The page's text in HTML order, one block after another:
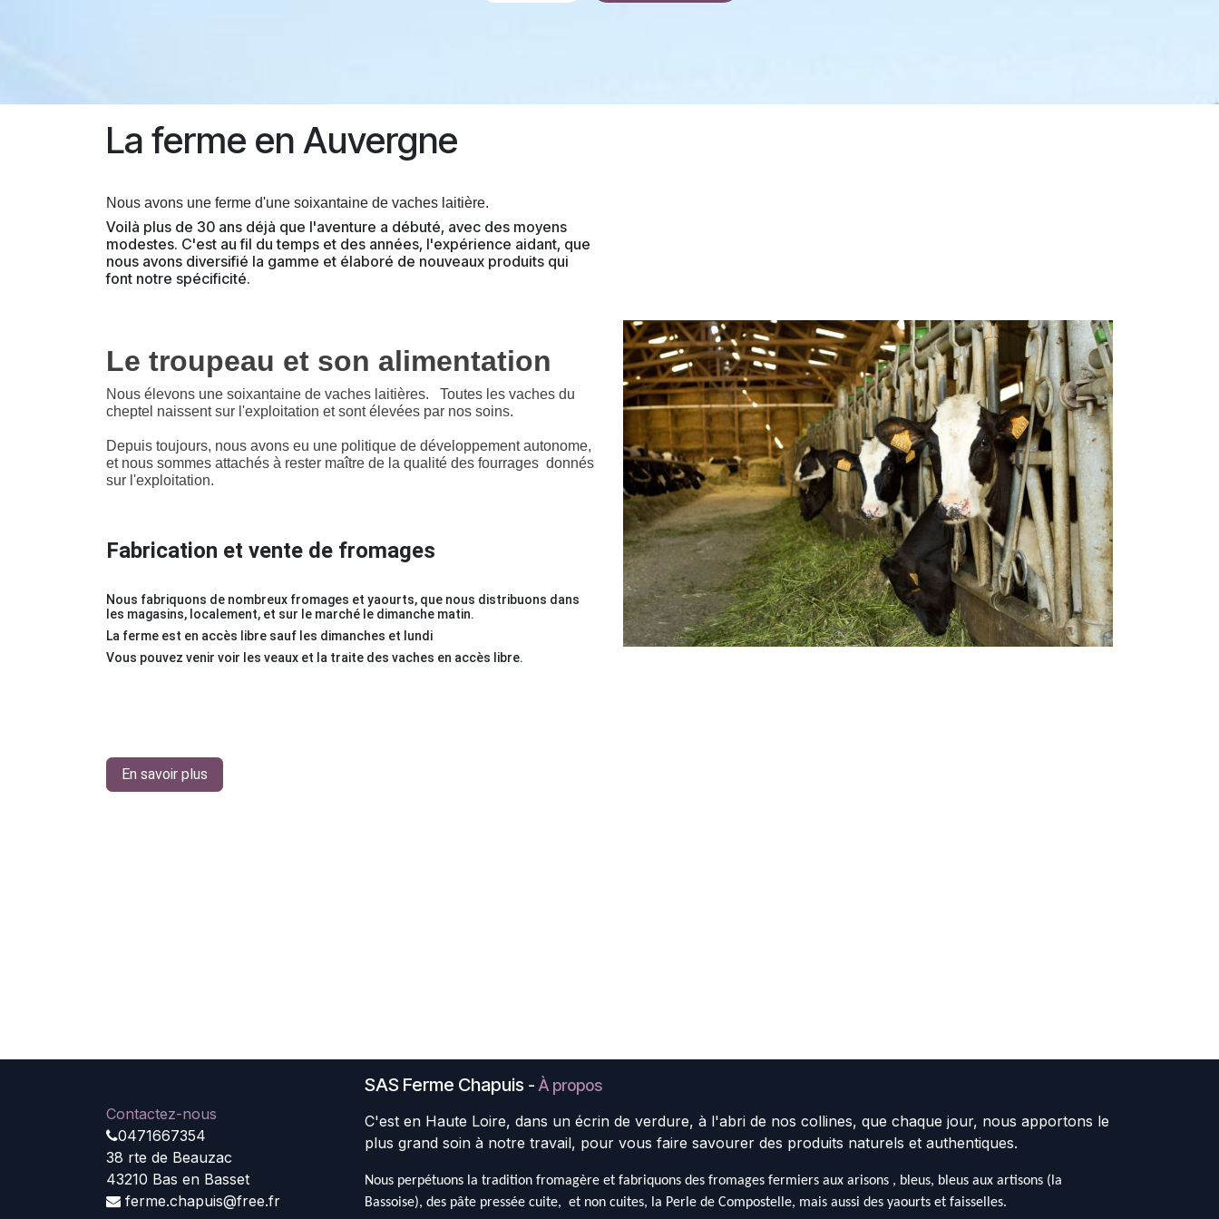
La ferme en Auvergne
Nous avons une ferme d'une soixantaine de vaches laitière.
Voilà plus de 30 ans déjà que l'aventure a débuté, avec des moyens
modestes. C'est au fil du temps et des années, l'expérience aidant, que
nous avons diversifié la gamme et élaboré de nouveaux produits qui
font notre spécificité.
Le troupeau et son alimentation
Nous élevons une soixantaine de vaches laitières.
Toutes les vaches du
cheptel naissent sur l'exploitation et sont élevées par nos soins.
Depuis toujours, nous avons eu une politique de développement autonome,
et nous sommes attachés à rester maître de la qualité des fourrages donnés
sur l'exploitation.
Fabrication et vente de fromages
Nous fabriquons de nombreux fromages et yaourts, que nous distribuons dans
les magasins, localement, et sur le marché le dimanche matin.
La ferme est en accès libre sauf les dimanches et lundi
Vous pouvez venir voir les veaux et la traite des vaches en accès libre.
En savoir plus
Contactez-nous
0471667354
38 rte de Beauzac
43210 Bas en Basset
ferme.chapuis@free.fr
SAS Ferme Chapuis -À propos
C'est en Haute Loire, dans un écrin de verdure, à l'abri de nos collines, que chaque jour, nous apportons le
plus grand soin à notre travail, pour vous faire savourer des produits naturels et authentiques.
Nous perpétuons la tradition fromagère et fabriquons des fromages fermiers aux arisons , bleus, bleus aux artisons (la
Bassoise), des pâte pressée cuite, et non cuites, la Perle de Compostelle, mais aussi des yaourts et faisselles.